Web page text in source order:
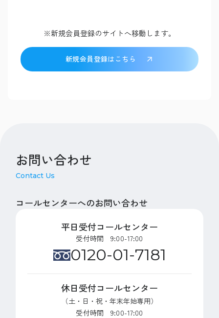
※新規会員登録のサイトへ移動します。
新規会員登録はこちら
お問い合わせ
Contact Us
コールセンターへのお問い合わせ
平日受付コールセンター
受付時間 9:00-17:00
0120-01-7181
休日受付コールセンター
（土・日・祝・年末年始専用）
受付時間 9:00-17:00